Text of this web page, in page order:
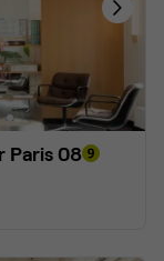
Paris 08